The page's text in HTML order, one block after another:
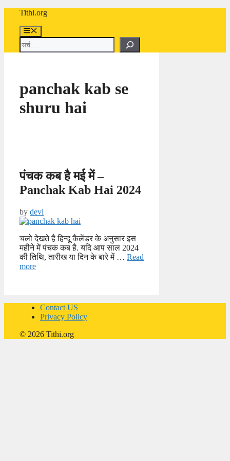
content
Tithi.org
Menu
Search
panchak kab se
shuru hai
पंचक कब है मई में –
Panchak Kab Hai 2024
by devi
चलो देखते है हिन्दू कैलेंडर के अनुसार इस
महीने में पंचक कब है. यदि आप साल 2024
की तिथि, तारीख या दिन के बारे में … Read
more
Contact US
Privacy Policy
© 2026 Tithi.org